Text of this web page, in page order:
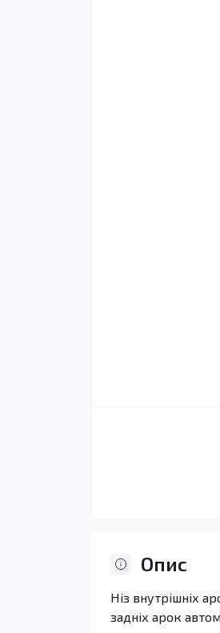
Опис
Ніз внутрішніх
задніх арок